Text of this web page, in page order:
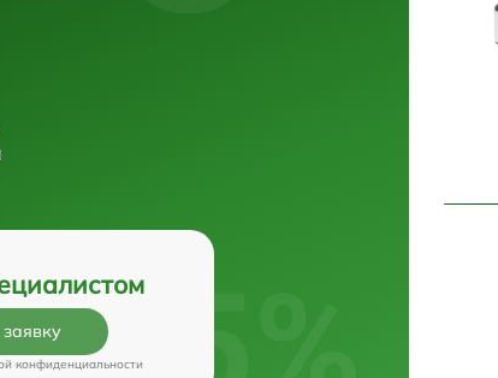
конфиденциальности